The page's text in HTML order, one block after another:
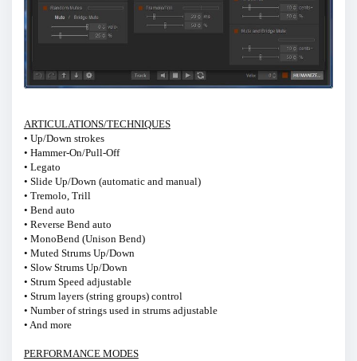
ARTICULATIONS/TECHNIQUES
• Up/Down strokes
• Hammer-On/Pull-Off
• Legato
• Slide Up/Down (automatic and manual)
• Tremolo, Trill
• Bend auto
• Reverse Bend auto
• MonoBend (Unison Bend)
• Muted Strums Up/Down
• Slow Strums Up/Down
• Strum Speed adjustable
• Strum layers (string groups) control
• Number of strings used in strums adjustable
• And more
PERFORMANCE MODES